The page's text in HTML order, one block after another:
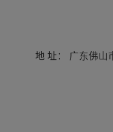
地 址： 广东佛山